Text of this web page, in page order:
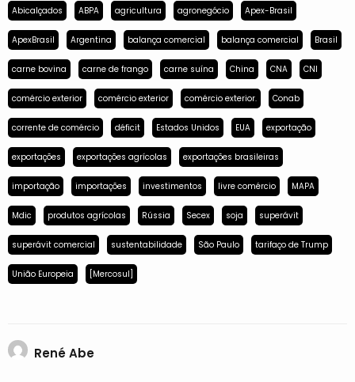
Abicalçados ABPA agricultura agronegócio Apex-Brasil
ApexBrasil Argentina balança comercial balança comercial Brasil
carne bovina carne de frango carne suína China CNA CNI
comércio exterior comércio exterior comércio exterior. Conab
corrente de comércio déficit Estados Unidos EUA exportação
exportações exportações agrícolas exportações brasileiras
importação importações investimentos livre comércio MAPA
Mdic produtos agrícolas Rússia Secex soja superávit
superávit comercial sustentabilidade São Paulo tarifaço de Trump
União Europeia [Mercosul]
René Abe